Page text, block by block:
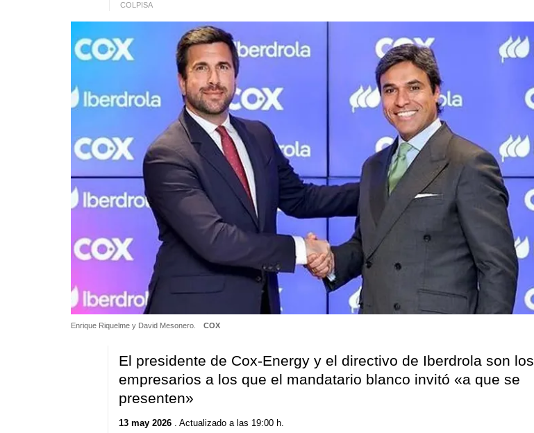
COLPISA
Enrique Riquelme y David Mesonero. COX
El presidente de Cox-Energy y el directivo de Iberdrola son los
empresarios a los que el mandatario blanco invitó «a que se
presenten»
13 may 2026. Actualizado a las 19:00 h.